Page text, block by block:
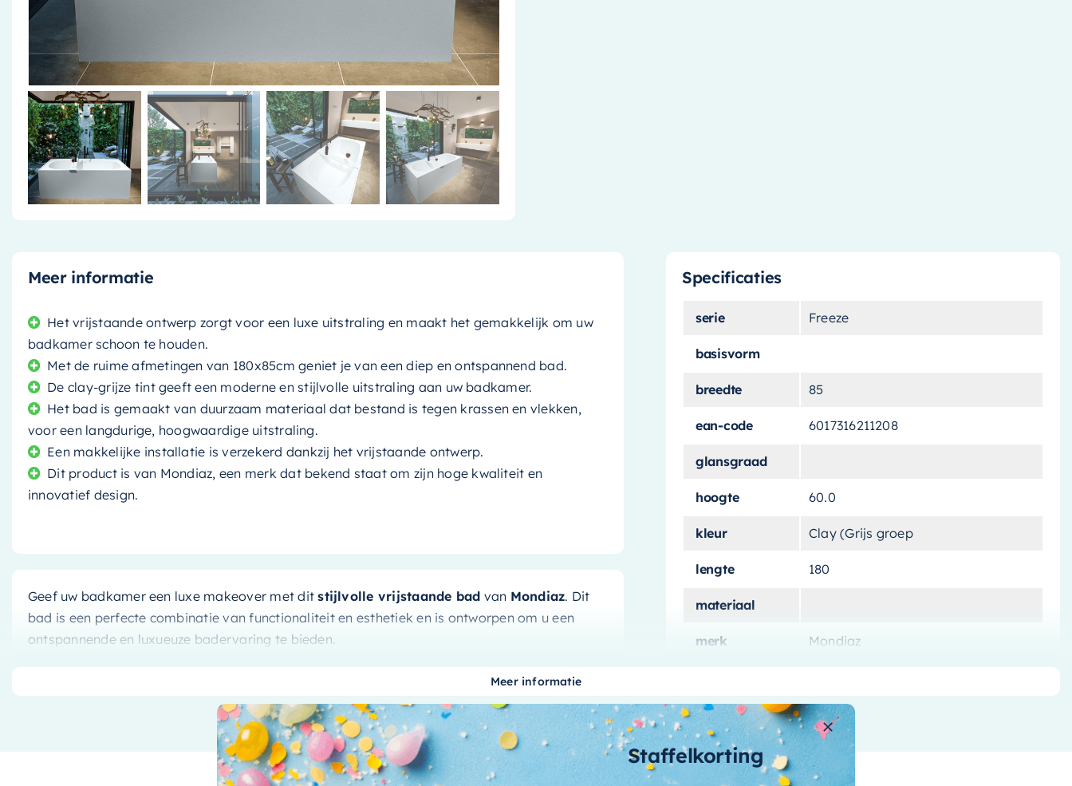
Meer informatie
Het vrijstaande ontwerp zorgt voor een luxe uitstraling en maakt het gemakkelijk om uw
badkamer schoon te houden.
Met de ruime afmetingen van 180x85cm geniet je van een diep en ontspannend bad.
De clay-grijze tint geeft een moderne en stijlvolle uitstraling aan uw badkamer.
Het bad is gemaakt van duurzaam materiaal dat bestand is tegen krassen en vlekken,
voor een langdurige, hoogwaardige uitstraling.
Een makkelijke installatie is verzekerd dankzij het vrijstaande ontwerp.
Dit product is van Mondiaz, een merk dat bekend staat om zijn hoge kwaliteit en
innovatief design.
Geef uw badkamer een luxe makeover met ditstijlvolle vrijstaande bad van Mondiaz. Dit
bad is een perfecte combinatie van functionaliteit en esthetiek en is ontworpen om u een
ontspannende en luxueuze badervaring te bieden.
Het vrijstaande ontwerp van dit bad voegt een vleugje luxe toe aan uw badkamer. Het maakt
het ook gemakkelijker om de vloer rondom het bad schoon te houden, waardoor uw
badkamer er altijd netjes en georganiseerd uitziet. Bovendien zorgt het vrijstaande ontwerp
Specificaties
serie Freeze
basisvorm
breedte 85
ean-code 6017316211208
glansgraad
hoogte 60.0
kleur Clay (Grijs groep
lengte 180
materiaal
merk Mondiaz
aantal-liters 190 L
aantal-personen
Meer informatie
Staffelkorting